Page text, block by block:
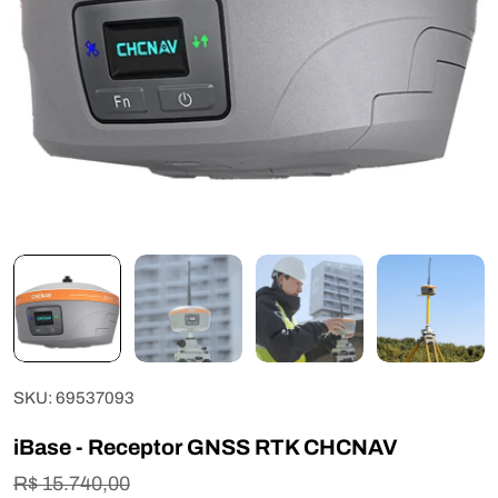
Abrir mídia 0 em modal
SKU: 69537093
iBase - Receptor GNSS RTK CHCNAV
R$ 15.740,00